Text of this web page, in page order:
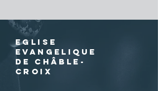
EGLISE
EVANGELIQUE
DE CHÂBLE-
CROIX